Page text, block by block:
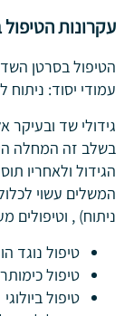
עקרונות
עמודי יסוד: ניתוח
גידולי שד
בשלב זה המחלה
הגידול ולאחריו
המשלים עשוי
ניתוח) , וטיפולים
טיפול נוגד
טיפול
טיפול ביולוגי